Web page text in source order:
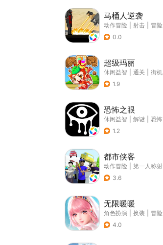
马桶人逆袭
动作冒险 射击 冒险
0.0
超级玛丽
休闲益智 通关 街机
1.9
恐怖之眼
休闲益智 解谜 恐怖
1.2
都市侠客
动作冒险 第一人称
3.6
无限暖暖
角色扮演 换装 冒险
4.0